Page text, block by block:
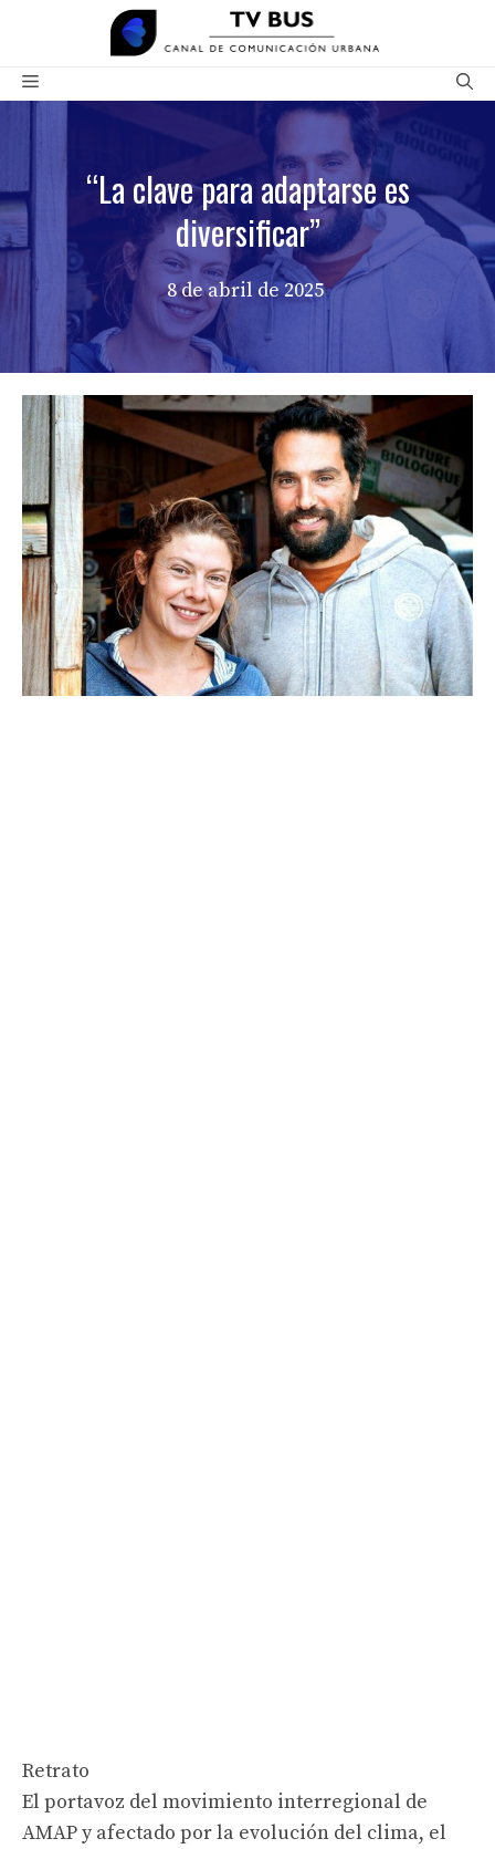
contenido
Menú
“La clave para adaptarse es
diversificar”
8 de abril de 2025
Retrato
El portavoz del movimiento interregional de
AMAP y afectado por la evolución del clima, el